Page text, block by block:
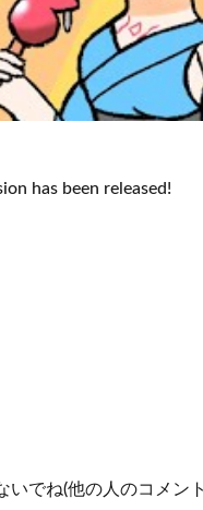
has been released!
いでね(他の人のコメン